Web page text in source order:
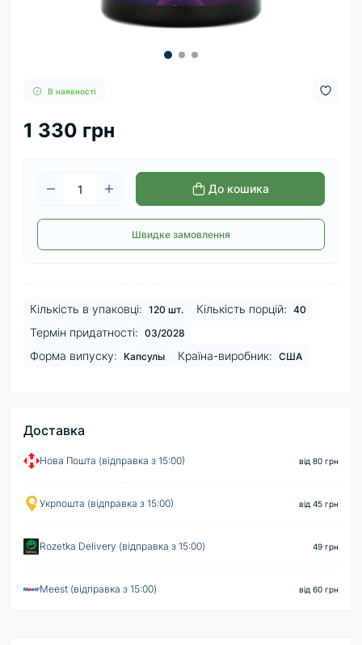
В наявності
1 330 грн
До кошика
Швидке замовлення
Кількість в упаковці: 120 шт. Кількість порцій: 40
Термін придатності: 03/2028
Форма випуску: Капсулы Країна-виробник: США
Доставка
Нова Пошта (відправка з 15:00) від 80 грн
Укрпошта (відправка з 15:00) від 45 грн
Rozetka Delivery (відправка з 15:00) 49 грн
Meest (відправка з 15:00) від 60 грн